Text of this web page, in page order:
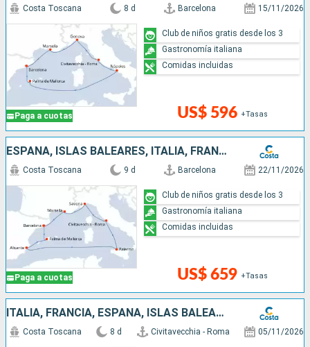
Paga a cuotas
Costa Toscana 8 d Barcelona 15/11/2026
US$ 596 +Tasas
Club de niños gratis desde los 3
Gastronomía italiana
Comidas incluidas
ESPAÑA, ISLAS BALEARES, ITALIA, FRANCIA
Paga a cuotas
Costa Toscana 9 d Barcelona 22/11/2026
US$ 659 +Tasas
Club de niños gratis desde los 3
Gastronomía italiana
Comidas incluidas
ITALIA, FRANCIA, ESPAÑA, ISLAS BALEARES
Costa Toscana 8 d Civitavecchia - Roma 05/11/2026